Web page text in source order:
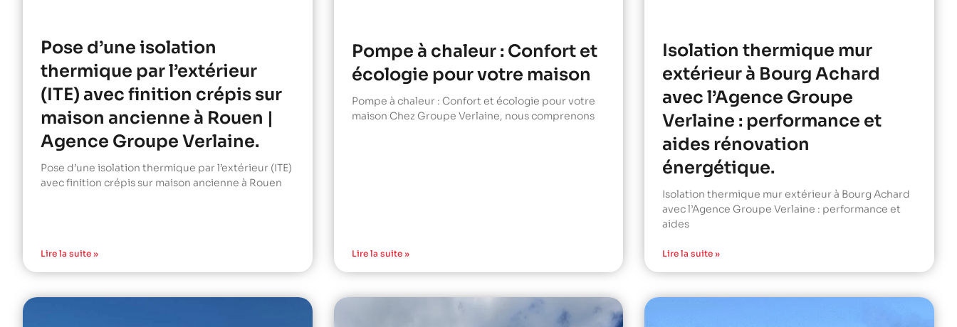
Pose d’une isolation
thermique par l’extérieur
(ITE) avec finition crépis sur
maison ancienne à Rouen |
Agence Groupe Verlaine.
Pose d’une isolation thermique par l’extérieur (ITE)
avec finition crépis sur maison ancienne à Rouen
Lire la suite »
Pompe à chaleur : Confort et
écologie pour votre maison
Pompe à chaleur : Confort et écologie pour votre
maison Chez Groupe Verlaine, nous comprenons
Lire la suite »
Isolation thermique mur
extérieur à Bourg Achard
avec l’Agence Groupe
Verlaine : performance et
aides rénovation
énergétique.
Isolation thermique mur extérieur à Bourg Achard
avec l’Agence Groupe Verlaine : performance et
aides
Lire la suite »